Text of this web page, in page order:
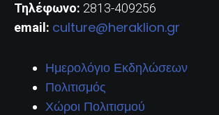
Τηλέφωνο: 2813-409256
email: culture@heraklion.gr
Ημερολόγιο Εκδηλώσεων
Πολιτισμός
Χώροι Πολιτισμού